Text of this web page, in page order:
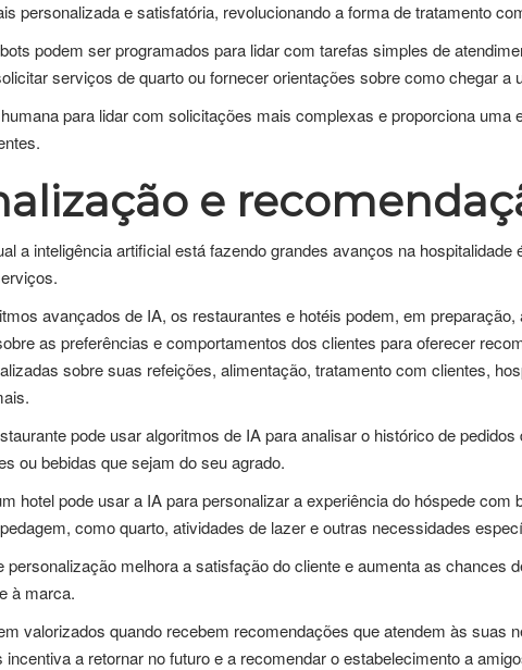
personalizada e satisfatória, revolucionando a forma de tratamento
podem ser programados para lidar com tarefas simples de
serviços de quarto ou fornecer orientações sobre como chegar a
para lidar com solicitações mais complexas e proporciona uma
e
a inteligência artificial está fazendo grandes avanços na hospitalidade
avançados de IA, os restaurantes e hotéis podem, em preparação,
as preferências e comportamentos dos clientes para oferecer
sobre suas refeições, alimentação, tratamento com clientes,
pode usar algoritmos de IA para analisar o histórico de pedidos
ou bebidas que sejam do seu agrado.
hotel pode usar a IA para personalizar a experiência do hóspede com
como quarto, atividades de lazer e outras necessidades
personalização melhora a satisfação do cliente e aumenta as chances
à marca.
valorizados quando recebem recomendações que atendem às suas
incentiva a retornar no futuro e a recomendar o estabelecimento a